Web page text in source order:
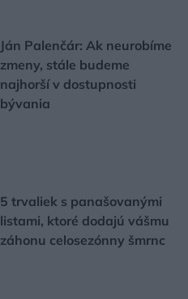
Ján Palenčár: Ak neurobíme
zmeny, stále budeme
najhorší v dostupnosti
bývania
5 trvaliek s panašovanými
listami, ktoré dodajú vášmu
záhonu celosezónny šmrnc